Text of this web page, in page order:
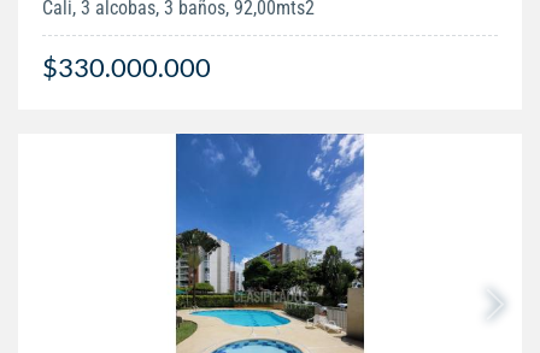
Cali, 3 alcobas, 3 baños, 92,00mts2
$330.000.000